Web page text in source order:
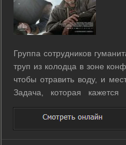
Группа сотрудников
труп из колодца в зоне
чтобы отравить воду, и
Задача, которая
невыполнимую миссию,
иррациональность.
охваченную войной, пытаясь